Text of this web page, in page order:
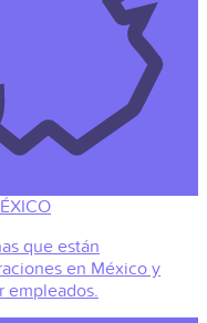
que están
en México y
empleados.